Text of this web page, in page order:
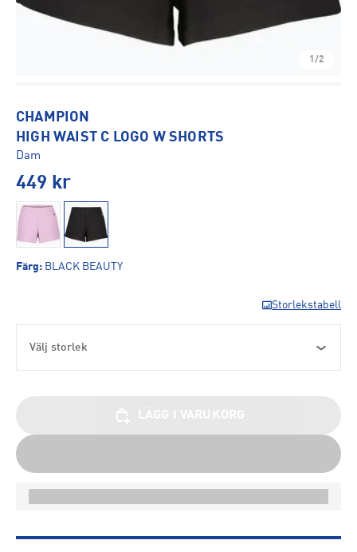
1/2
CHAMPION
HIGH WAIST C LOGO W SHORTS
Dam
449 kr
Färg: BLACK BEAUTY
Storlekstabell
Välj storlek